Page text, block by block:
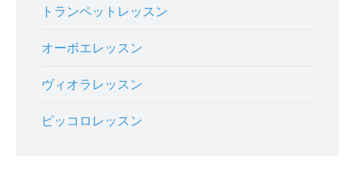
トランペットレッスン
オーボエレッスン
ヴィオラレッスン
ピッコロレッスン